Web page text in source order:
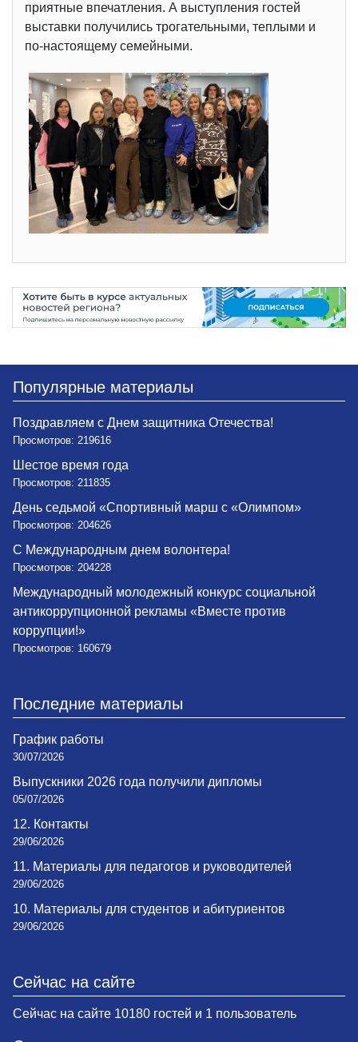
приятные впечатления. А выступления гостей
выставки получились трогательными, теплыми и
по-настоящему семейными.
Популярные материалы
Поздравляем с Днем защитника Отечества!
Просмотров: 219616
Шестое время года
Просмотров: 211835
День седьмой «Спортивный марш с «Олимпом»
Просмотров: 204626
С Международным днем волонтера!
Просмотров: 204228
Международный молодежный конкурс социальной
антикоррупционной рекламы «Вместе против
коррупции!»
Просмотров: 160679
Последние материалы
График работы
30/07/2026
Выпускники 2026 года получили дипломы
05/07/2026
12. Контакты
29/06/2026
11. Материалы для педагогов и руководителей
29/06/2026
10. Материалы для студентов и абитуриентов
29/06/2026
Сейчас на сайте
Сейчас на сайте 10180 гостей и 1 пользователь